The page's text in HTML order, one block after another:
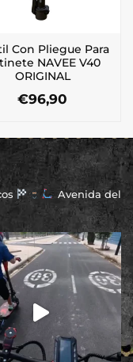
Con Pliegue Para
NAVEE V40
ORIGINAL
€96,90
Avenida del